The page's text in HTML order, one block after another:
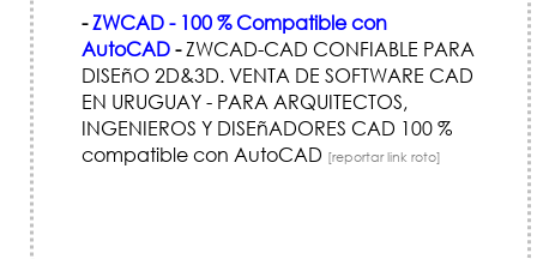
-ZWCAD - 100 % Compatible con
AutoCAD-ZWCAD-CAD CONFIABLE PARA
DISEñO 2D&3D. VENTA DE SOFTWARE CAD
EN URUGUAY - PARA ARQUITECTOS,
INGENIEROS Y DISEñADORES CAD 100 %
compatible con AutoCAD [reportar link roto]